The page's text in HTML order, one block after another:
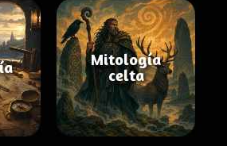
Mitología
celta